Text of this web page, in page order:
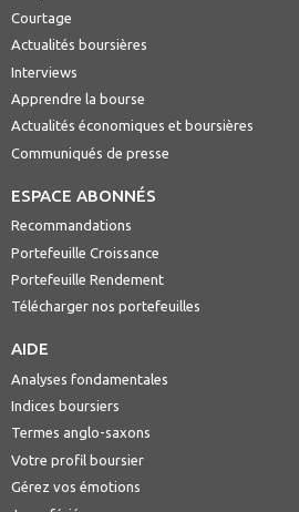
Courtage
Actualités boursières
Interviews
Apprendre la bourse
Actualités économiques et boursières
Communiqués de presse
ESPACE ABONNÉS
Recommandations
Portefeuille Croissance
Portefeuille Rendement
Télécharger nos portefeuilles
AIDE
Analyses fondamentales
Indices boursiers
Termes anglo-saxons
Votre profil boursier
Gérez vos émotions